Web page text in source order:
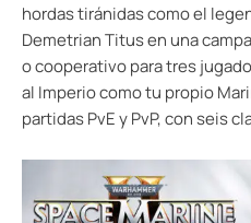
hordas tiránidas como el
Demetrian Titus en una
o cooperativo para tres
al Imperio como tu propio
partidas PvE y PvP, con seis